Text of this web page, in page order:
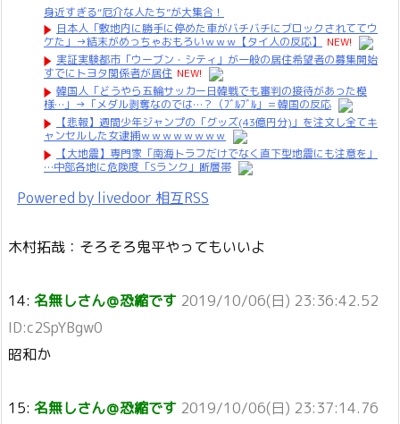
身近すぎる“厄介な人たち”が大集合！
日本人「敷地内に勝手に停めた車がバチバチにブロックされててウ
ケた」→結末がめっちゃおもろいｗｗｗ【タイ人の反応】
NEW!
実証実験都市「ウーブン・シティ」が一般の居住希望者の募集開始
すでにトヨタ関係者が居住 NEW!
韓国人「どうやら五輪サッカー日韓戦でも審判の接待があった模
様…」→「メダル剥奪なのでは…？（ﾌﾞﾙﾌﾞﾙ」＝韓国の反応
【悲報】週間少年ジャンプの「グッズ(43億円分)」を注文し全てキ
ャンセルした女逮捕ｗｗｗｗｗｗｗｗ
【大地震】専門家「南海トラフだけでなく直下型地震にも注意を」
…中部各地に危険度「Sランク」断層帯
Powered by livedoor 相互RSS
木村拓哉：そろそろ鬼平やってもいいよ
14: 名無しさん＠恐縮です 2019/10/06(日) 23:36:42.52
ID:c2SpYBgw0
昭和か
15: 名無しさん＠恐縮です 2019/10/06(日) 23:37:14.76